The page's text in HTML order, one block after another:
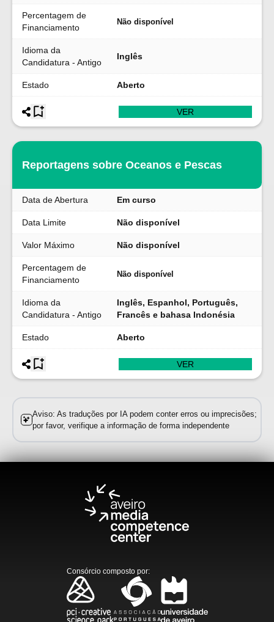
Percentagem de
Financiamento
Não disponível
Idioma da
Candidatura - Antigo
Inglês
Estado Aberto
VER
Reportagens sobre Oceanos e Pescas
Data de Abertura Em curso
Data Limite Não disponível
Valor Máximo Não disponível
Percentagem de
Financiamento
Não disponível
Idioma da
Candidatura - Antigo
Inglês, Espanhol, Português,
Francês e bahasa Indonésia
Estado Aberto
VER
Aviso: As traduções por IA podem conter erros ou imprecisões;
por favor, verifique a informação de forma independente
Consórcio composto por: